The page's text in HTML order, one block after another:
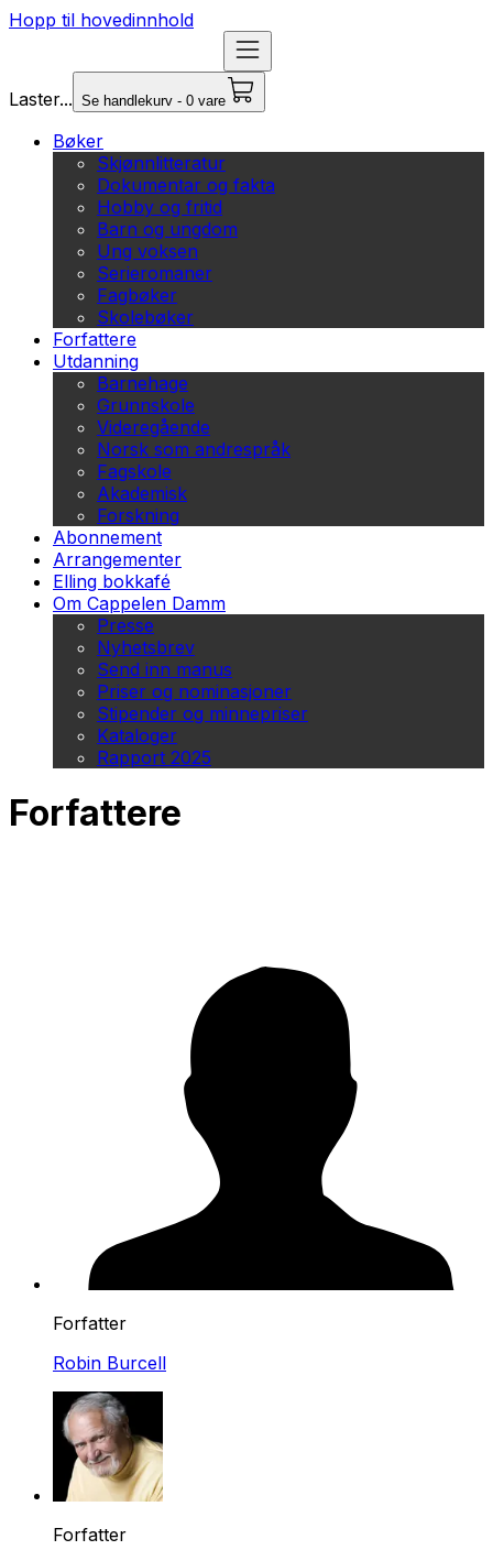
Hopp til hovedinnhold
Laster... Se handlekurv - 0 vare
Bøker
Skjønnlitteratur
Dokumentar og fakta
Hobby og fritid
Barn og ungdom
Ung voksen
Serieromaner
Fagbøker
Skolebøker
Forfattere
Utdanning
Barnehage
Grunnskole
Videregående
Norsk som andrespråk
Fagskole
Akademisk
Forskning
Abonnement
Arrangementer
Elling bokkafé
Om Cappelen Damm
Presse
Nyhetsbrev
Send inn manus
Priser og nominasjoner
Stipender og minnepriser
Kataloger
Rapport 2025
Forfattere
Forfatter
Robin Burcell
Forfatter